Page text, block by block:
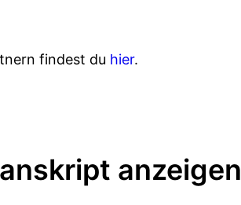
findest du hier.
anzeigen